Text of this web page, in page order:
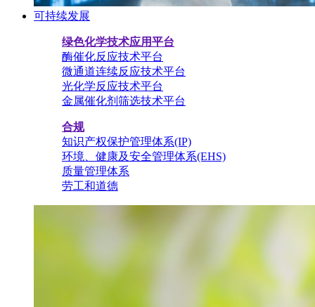
可持续发展
绿色化学技术应用平台
酶催化反应技术平台
微通道连续反应技术平台
光化学反应技术平台
金属催化剂筛选技术平台
合规
知识产权保护管理体系(IP)
环境、健康及安全管理体系(EHS)
质量管理体系
劳工和道德